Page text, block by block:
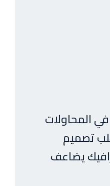
المحاولات
تصميم
يضاعف